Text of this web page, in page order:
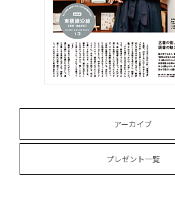
アーカイブ
プレゼント一覧